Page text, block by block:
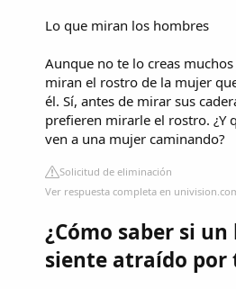
Lo que miran los hombres
Aunque no te lo creas
miran el rostro de la mujer
él. Sí, antes de mirar sus
prefieren mirarle el rostro. ¿Y
ven a una mujer caminando?
Solicitud de eliminación
Ver respuesta completa en
¿Cómo saber si
siente atraído por